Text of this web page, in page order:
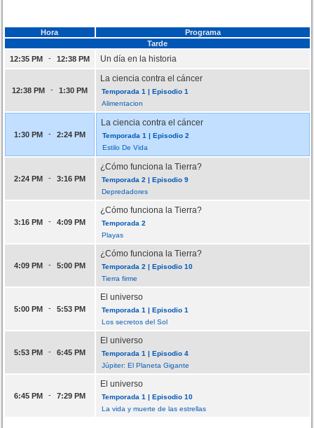
Hora
Programa
Tarde
12:35 PM
- 12:38 PM Un día en la historia
12:38 PM - 1:30 PM
La ciencia contra el cáncer
Temporada 1 | Episodio 1
Alimentacion
1:30 PM - 2:24 PM
La ciencia contra el cáncer
Temporada 1 | Episodio 2
Estilo De Vida
2:24 PM - 3:16 PM
¿Cómo funciona la Tierra?
Temporada 2 | Episodio 9
Depredadores
3:16 PM - 4:09 PM
¿Cómo funciona la Tierra?
Temporada 2
Playas
4:09 PM - 5:00 PM
¿Cómo funciona la Tierra?
Temporada 2 | Episodio 10
Tierra firme
5:00 PM - 5:53 PM
El universo
Temporada 1 | Episodio 1
Los secretos del Sol
5:53 PM - 6:45 PM
El universo
Temporada 1 | Episodio 4
Júpiter: El Planeta Gigante
6:45 PM - 7:29 PM
El universo
Temporada 1 | Episodio 10
La vida y muerte de las estrellas